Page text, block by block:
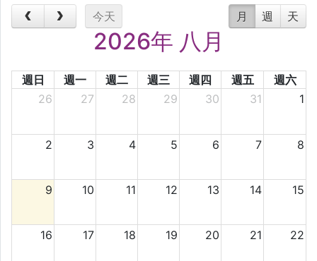
今天 月 週 天
2026年 八月
週日 週一 週二 週三 週四 週五
週六
26
27 28 29 30 31 1
2 3 4 5 6 7 8
9 10 11 12 13 14 15
16 17 18 19 20 21 22